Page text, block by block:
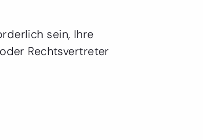
sein, Ihre
Rechtsvertreter